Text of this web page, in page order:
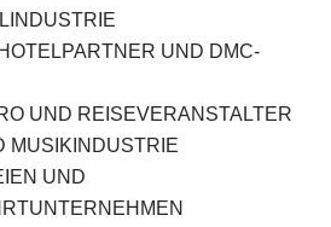
UND DMC-
UND REISEVERANSTALTER
MUSIKINDUSTRIE
UND